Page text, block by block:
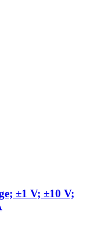
±1 V; ±10 V;